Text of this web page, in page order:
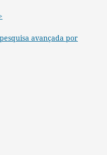
avançada por